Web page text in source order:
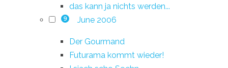
das kann ja nichts werden...
9 June 2006
Der Gourmand
Futurama kommt wieder!